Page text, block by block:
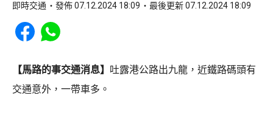
即時交通 發佈 07.12.2024 18:09 最後更新 07.12.2024 18:09
Share to Facebook
Share to WhatsApp
【馬路的事交通消息】 吐露港公路出九龍，近鐵路碼頭有
交通意外，一帶車多。